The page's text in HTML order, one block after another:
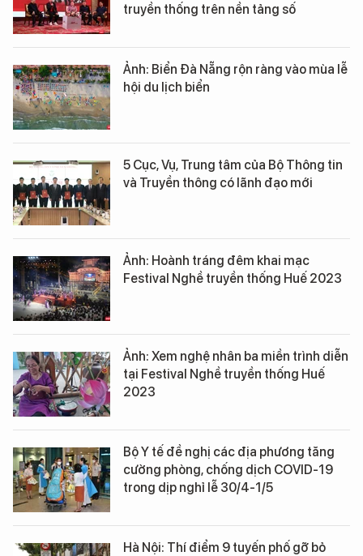
truyền thống trên nền tảng số
Ảnh: Biển Đà Nẵng rộn ràng vào mùa lễ
hội du lịch biển
5 Cục, Vụ, Trung tâm của Bộ Thông tin
và Truyền thông có lãnh đạo mới
Ảnh: Hoành tráng đêm khai mạc
Festival Nghề truyền thống Huế 2023
Ảnh: Xem nghệ nhân ba miền trình diễn
tại Festival Nghề truyền thống Huế
2023
Bộ Y tế đề nghị các địa phương tăng
cường phòng, chống dịch COVID-19
trong dịp nghỉ lễ 30/4-1/5
Hà Nội: Thí điểm 9 tuyến phố gỡ bỏ